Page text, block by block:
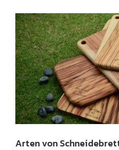
Arten von